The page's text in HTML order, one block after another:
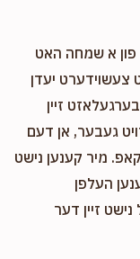
פון א שמחה האט
צעשוידערט יעדן
זיין
געבער, אן דעם
מיר קענען נישט
העלפן
זיין דער